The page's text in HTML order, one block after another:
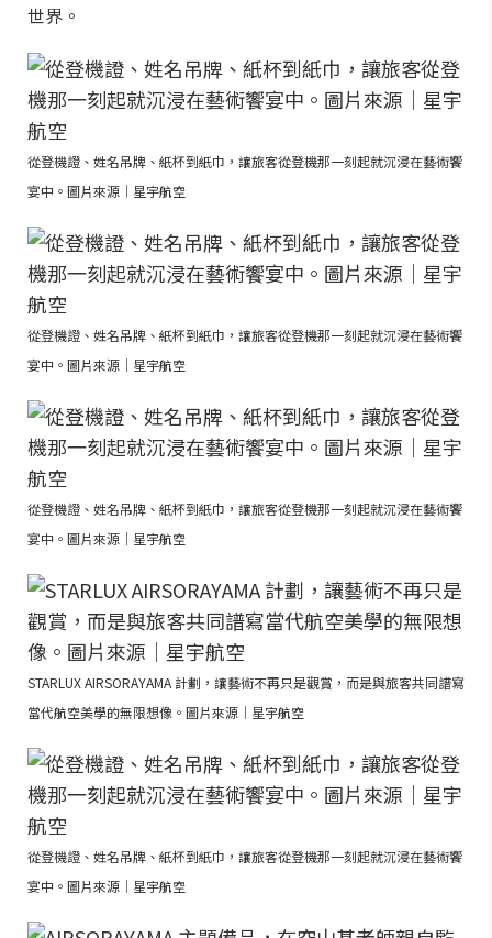
世界。
從登機證、姓名吊牌、紙杯到紙巾，讓旅客從登機那一刻起就沉浸在藝術饗
宴中。圖片來源｜星宇航空
從登機證、姓名吊牌、紙杯到紙巾，讓旅客從登機那一刻起就沉浸在藝術饗
宴中。圖片來源｜星宇航空
從登機證、姓名吊牌、紙杯到紙巾，讓旅客從登機那一刻起就沉浸在藝術饗
宴中。圖片來源｜星宇航空
STARLUX AIRSORAYAMA 計劃，讓藝術不再只是觀賞，而是與旅客共同譜寫
當代航空美學的無限想像。圖片來源｜星宇航空
從登機證、姓名吊牌、紙杯到紙巾，讓旅客從登機那一刻起就沉浸在藝術饗
宴中。圖片來源｜星宇航空